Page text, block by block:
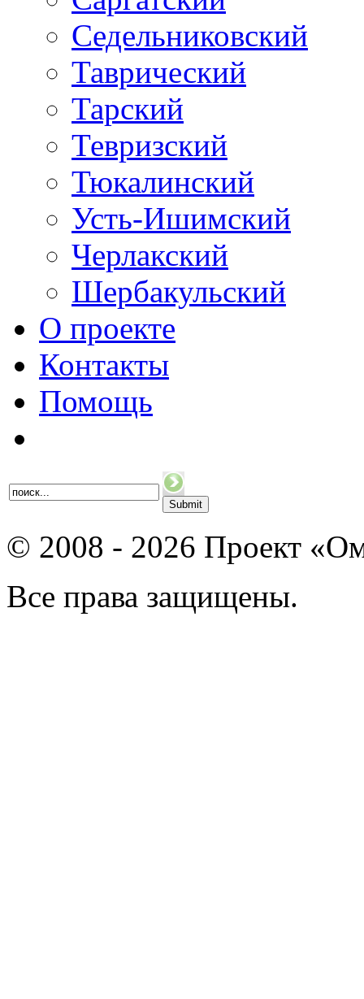
Седельниковский
Таврический
Тарский
Тевризский
Тюкалинский
Усть-Ишимский
Черлакский
Шербакульский
О проекте
Контакты
Помощь
© 2008 - 2026 Проект
Все права защищены.